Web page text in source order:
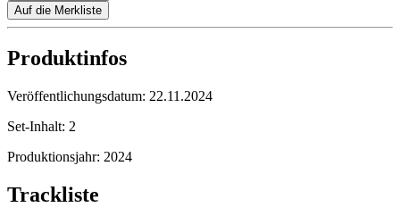
Auf die Merkliste
Produktinfos
Veröffentlichungsdatum: 22.11.2024
Set-Inhalt: 2
Produktionsjahr: 2024
Trackliste